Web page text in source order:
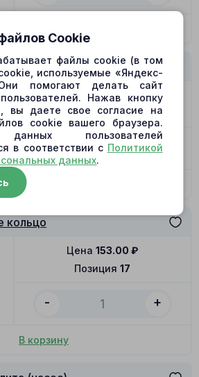
кольцо
Позиция 16
Цена 432.00₽
- +
В корзину
кольцо
Позиция 17
Цена 153.00 ₽
- +
В корзину
Cookie
файлы cookie (в том
используемые «Яндекс-
помогают делать сайт
Нажав кнопку
вы даете свое согласие на
cookie вашего браузера.
пользователей
в соответствии с Политикой
данных.